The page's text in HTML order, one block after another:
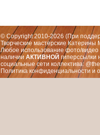
© Copyright 2010-2026 (При
Творческие мастерские
Любое использование фото/видео
наличии АКТИВНОЙ гиперссылки
социальные сети коллектива:
Политика конфиденциальности и